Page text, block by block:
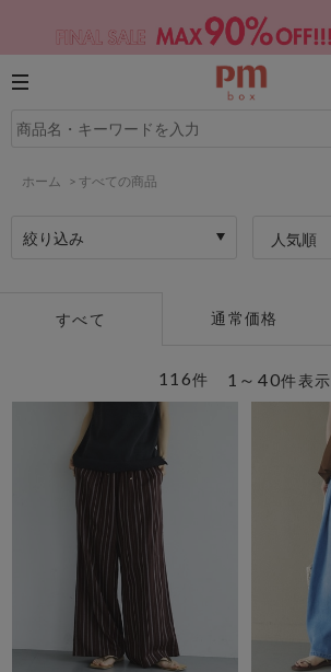
ホーム > すべての商品
絞り込み 人気順
すべて 通常価格
1～40件表示
116件